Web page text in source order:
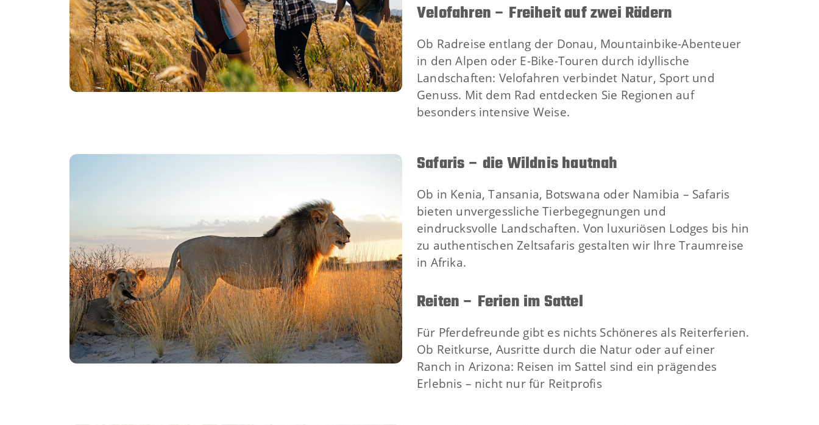
Velofahren – Freiheit auf zwei Rädern
Ob Radreise entlang der Donau, Mountainbike-Abenteuer
in den Alpen oder E-Bike-Touren durch idyllische
Landschaften: Velofahren verbindet Natur, Sport und
Genuss. Mit dem Rad entdecken Sie Regionen auf
besonders intensive Weise.
Safaris – die Wildnis hautnah
Ob in Kenia, Tansania, Botswana oder Namibia – Safaris
bieten unvergessliche Tierbegegnungen und
eindrucksvolle Landschaften. Von luxuriösen Lodges bis hin
zu authentischen Zeltsafaris gestalten wir Ihre Traumreise
in Afrika.
Reiten – Ferien im Sattel
Für Pferdefreunde gibt es nichts Schöneres als Reiterferien.
Ob Reitkurse, Ausritte durch die Natur oder auf einer
Ranch in Arizona: Reisen im Sattel sind ein prägendes
Erlebnis – nicht nur für Reitprofis